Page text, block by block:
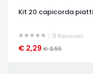
Kit 20 capicorda piatti
0 Revisioni
€ 2,29 € 2,55
OCCHIATA VELOCE